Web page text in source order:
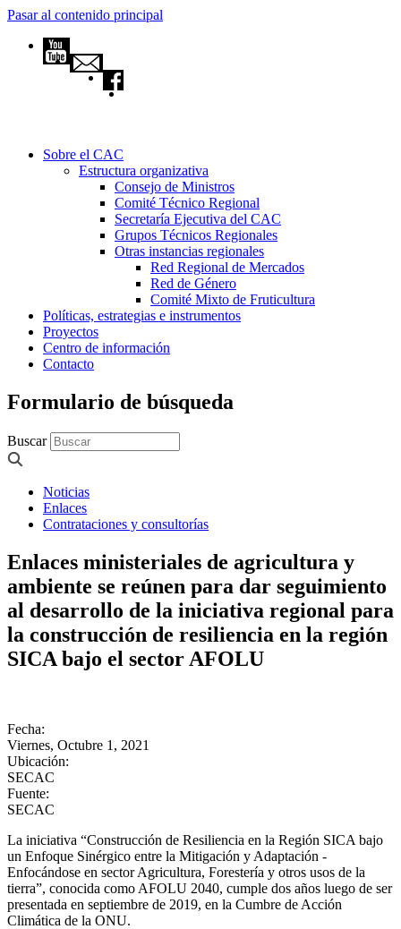
Pasar al contenido principal
Sobre el CAC
Estructura organizativa
Consejo de Ministros
Comité Técnico Regional
Secretaría Ejecutiva del CAC
Grupos Técnicos Regionales
Otras instancias regionales
Red Regional de Mercados
Red de Género
Comité Mixto de Fruticultura
Políticas, estrategias e instrumentos
Proyectos
Centro de información
Contacto
Formulario de búsqueda
Buscar
Noticias
Enlaces
Contrataciones y consultorías
Enlaces ministeriales de agricultura y
ambiente se reúnen para dar seguimiento
al desarrollo de la iniciativa regional para
la construcción de resiliencia en la región
SICA bajo el sector AFOLU
Fecha:
Viernes, Octubre 1, 2021
Ubicación:
SECAC
Fuente:
SECAC
La iniciativa “Construcción de Resiliencia en la Región SICA bajo
un Enfoque Sinérgico entre la Mitigación y Adaptación -
Enfocándose en sector Agricultura, Forestería y otros usos de la
tierra”, conocida como AFOLU 2040, cumple dos años luego de ser
presentada en septiembre de 2019, en la Cumbre de Acción
Climática de la ONU.